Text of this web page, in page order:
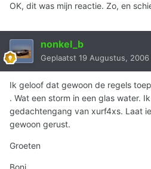
OK, dit was mijn reactie. Zo, en
nonkel_b
Geplaatst 19 Augustus, 2006
Ik geloof dat gewoon de regels
. Wat een storm in een glas water.
gedachtengang van xurf4xs. Laat
gewoon gerust.
Groeten
Boni